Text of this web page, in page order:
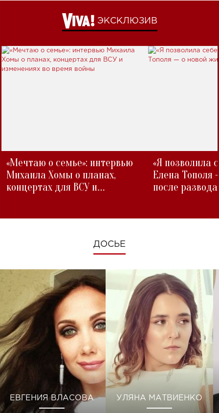
ЭКСКЛЮЗИВ
«Мечтаю о семье»: интервью
Михаила Хомы о планах,
концертах для ВСУ и
«Я позволила
Елена Тополя
после развода
ДОСЬЕ
ЕВГЕНИЯ ВЛАСОВА УЛЯНА МАТВИЕНКО